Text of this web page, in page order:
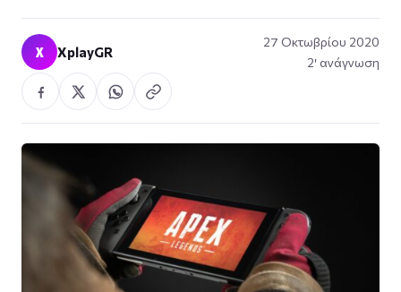
X XplayGR
27 Οκτωβρίου 2020
2′ ανάγνωση